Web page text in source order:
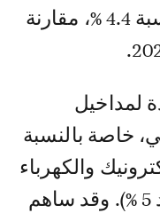
وانخفاض عجز الميزانية بنسبة 4.4 %، مقارنة
لمداخيل
خاصة بالنسبة
%)، والإلكترونيك والكهرباء
(28 %)، والنسيج والجلد (زائد 5 %). وقد ساهم